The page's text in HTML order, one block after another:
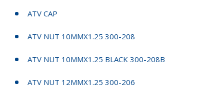
ATV CAP
ATV NUT 10MMX1.25 300-208
ATV NUT 10MMX1.25 BLACK 300-208B
ATV NUT 12MMX1.25 300-206